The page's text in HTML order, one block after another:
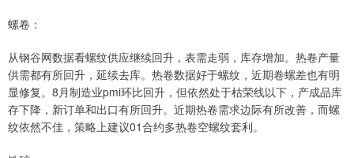
螺卷：
从钢谷网数据看螺纹供应继续回升，表需走弱，库存增加。热卷产量
供需都有所回升，延续去库。热卷数据好于螺纹，近期卷螺差也有明
显修复。8月制造业pmi环比回升，但依然处于枯荣线以下，产成品库
存下降，新订单和出口有所回升。近期热卷需求边际有所改善，而螺
纹依然不佳，策略上建议01合约多热卷空螺纹套利。